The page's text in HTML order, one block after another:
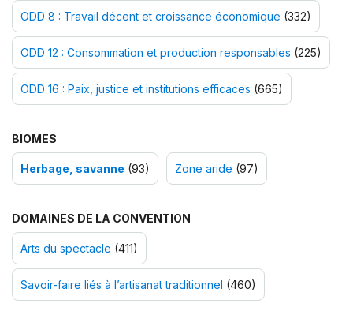
ODD 8 : Travail décent et croissance économique (332)
ODD 12 : Consommation et production responsables (225)
ODD 16 : Paix, justice et institutions efficaces (665)
BIOMES
Herbage, savanne (93) Zone aride (97)
DOMAINES DE LA CONVENTION
Arts du spectacle (411)
Savoir-faire liés à l’artisanat traditionnel (460)